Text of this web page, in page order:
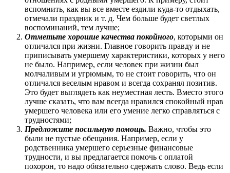
вспомнить, как вы все вместе ездили куда-то отдыхать,
отмечали праздник и т. д. Чем больше будет светлых
воспоминаний, тем лучше;
Отметьте хорошие качества покойного, которыми он
отличался при жизни. Главное говорить правду и не
приписывать умершему характеристики, которых у него
не было. Например, если человек при жизни был
молчаливым и угрюмым, то не стоит говорить, что он
отличался веселым нравом и всегда сохранял позитив.
Это будет выглядеть как неуместная лесть. Вместо этого
лучше сказать, что вам всегда нравился спокойный нрав
умершего человека или его умение легко справляться с
трудностями;
Предложите посильную помощь. Важно, чтобы это
были не пустые обещания. Например, если у
родственника умершего серьезные финансовые
трудности, и вы предлагается помочь с оплатой
похорон, то надо обязательно сдержать слово. Ведь если